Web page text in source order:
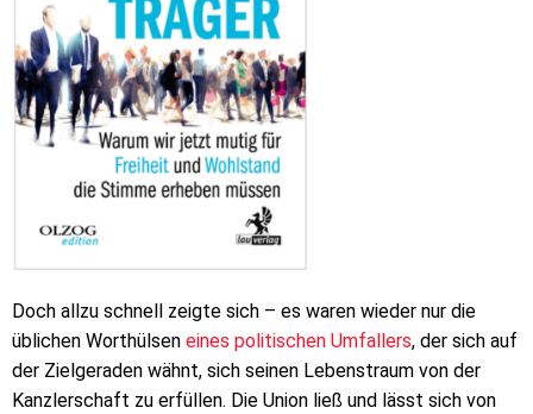
Doch allzu schnell zeigte sich – es waren wieder nur die
üblichen Worthülsen eines politischen Umfallers, der sich auf
der Zielgeraden wähnt, sich seinen Lebenstraum von der
Kanzlerschaft zu erfüllen. Die Union ließ und lässt sich von